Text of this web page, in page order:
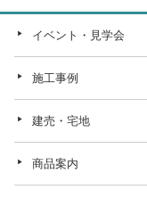
イベント・見学会
施工事例
建売・宅地
商品案内